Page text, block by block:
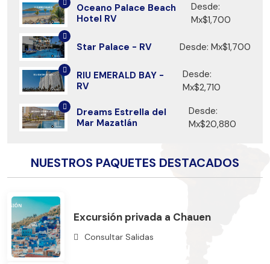
Oceano Palace Beach
Hotel RV
Desde:
Mx$1,700
Star Palace - RV Desde: Mx$1,700
RIU EMERALD BAY -
RV
Desde:
Mx$2,710
Dreams Estrella del
Mar Mazatlán
Desde:
Mx$20,880
NUESTROS PAQUETES DESTACADOS
Excursión privada a Chauen
Consultar Salidas